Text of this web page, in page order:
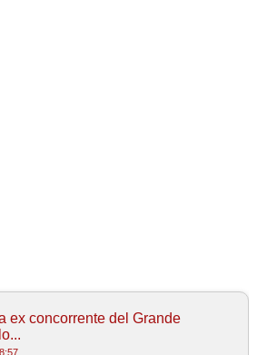
ex concorrente del Grande